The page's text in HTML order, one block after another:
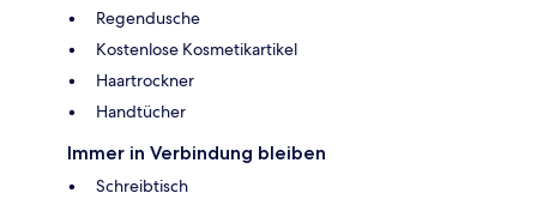
Regendusche
Kostenlose Kosmetikartikel
Haartrockner
Handtücher
Immer in Verbindung bleiben
Schreibtisch